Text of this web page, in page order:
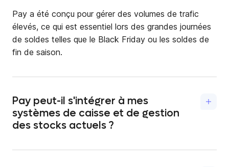
Pay a été conçu pour gérer des volumes de trafic
élevés, ce qui est essentiel lors des grandes journées
de soldes telles que le Black Friday ou les soldes de
fin de saison.
Pay peut-il s'intégrer à mes
systèmes de caisse et de gestion
des stocks actuels ?
systèmes afin d'offrir une expérience d'achat